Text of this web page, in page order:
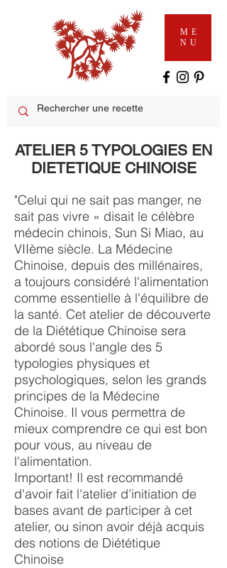
ME
NU
ATELIER 5 TYPOLOGIES EN
DIETETIQUE CHINOISE
"Celui qui ne sait pas manger, ne
sait pas vivre » disait le célèbre
médecin chinois, Sun Si Miao, au
VIIème siècle. La Médecine
Chinoise, depuis des millénaires,
a toujours considéré l'alimentation
comme essentielle à l'équilibre de
la santé. Cet atelier de découverte
de la Diététique Chinoise sera
abordé sous l'angle des 5
typologies physiques et
psychologiques, selon les grands
principes de la Médecine
Chinoise. Il vous permettra de
mieux comprendre ce qui est bon
pour vous, au niveau de
l'alimentation.
Important! Il est recommandé
d'avoir fait l'atelier d'initiation de
bases avant de participer à cet
atelier, ou sinon avoir déjà acquis
des notions de Diététique
Chinoise